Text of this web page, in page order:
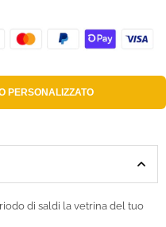
PERSONALIZZATO
di saldi la vetrina del tuo